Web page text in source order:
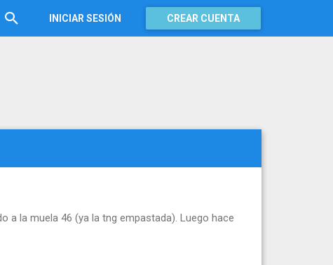
INICIAR SESIÓN CREAR CUENTA
a la muela 46 (ya la tng empastada). Luego hace